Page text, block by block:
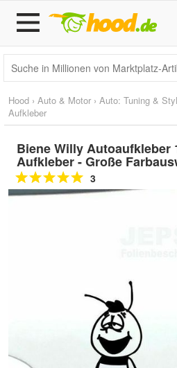
Hood › Auto & Motor › Auto: Tuning &
Aufkleber
Biene Willy Autoaufkleber
Aufkleber - Große
3